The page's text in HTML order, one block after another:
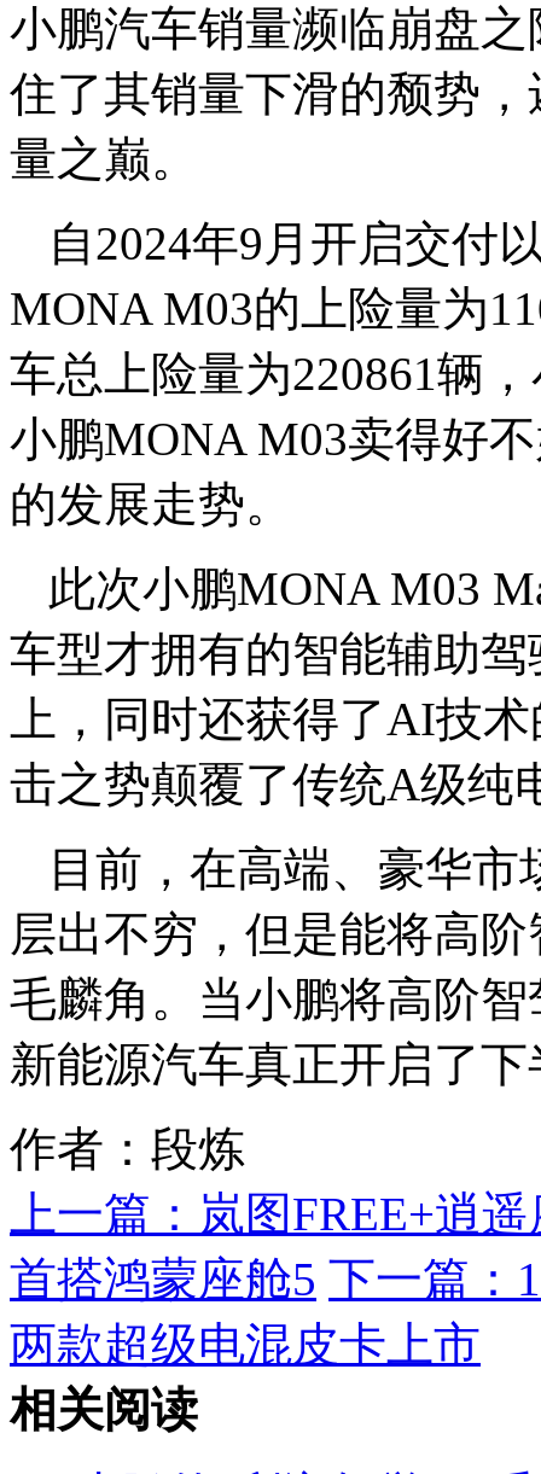
小鹏汽车销量濒临崩盘
住了其销量下滑的颓势
量之巅。
自2024年9月开启交付
MONA M03的上险量为
车总上险量为220861辆
小鹏MONA M03卖得好
的发展走势。
此次小鹏MONA M03
车型才拥有的智能辅助
上，同时还获得了AI技
击之势颠覆了传统A级纯
目前，在高端、豪华
层出不穷，但是能将高
毛麟角。当小鹏将高阶
新能源汽车真正开启了
作者：段炼
上一篇： 岚图FREE+逍
首搭鸿蒙座舱5 下一篇：
两款超级电混皮卡上市
相关阅读